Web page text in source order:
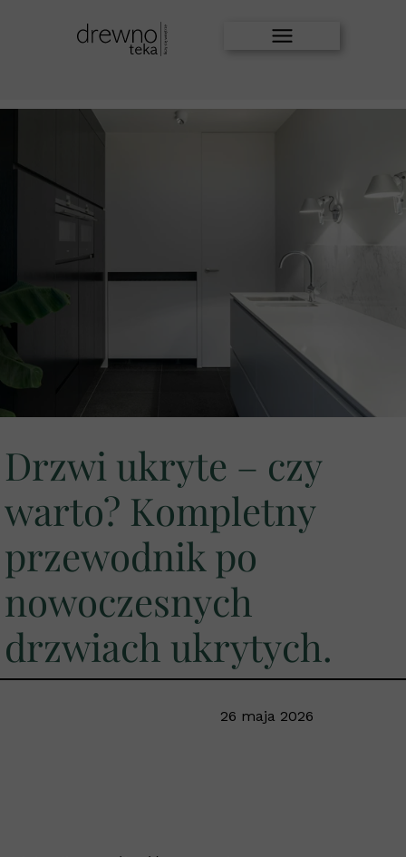
26 maja 2026
Drzwi ukryte – czy
warto? Kompletny
przewodnik po
nowoczesnych
drzwiach ukrytych.